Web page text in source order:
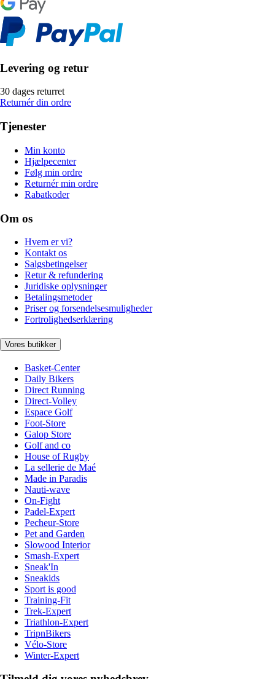
Levering og retur
30 dages returret
Returnér din ordre
Tjenester
Min konto
Hjælpecenter
Følg min ordre
Returnér min ordre
Rabatkoder
Om os
Hvem er vi?
Kontakt os
Salgsbetingelser
Retur & refundering
Juridiske oplysninger
Betalingsmetoder
Priser og forsendelsesmuligheder
Fortrolighedserklæring
Vores butikker
Basket-Center
Daily Bikers
Direct Running
Direct-Volley
Espace Golf
Foot-Store
Galop Store
Golf and co
House of Rugby
La sellerie de Maé
Made in Paradis
Nauti-wave
On-Fight
Padel-Expert
Pecheur-Store
Pet and Garden
Slowood Interior
Smash-Expert
Sneak'In
Sneakids
Sport is good
Training-Fit
Trek-Expert
Triathlon-Expert
TripnBikers
Vélo-Store
Winter-Expert